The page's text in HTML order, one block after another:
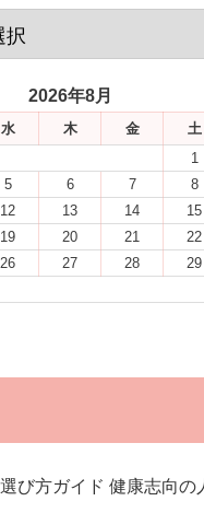
2026年8月
水 木 金 土
1
5 6 7 8
12 13 14 15
19 20 21 22
26 27 28 29
び方ガイド 健康志向の